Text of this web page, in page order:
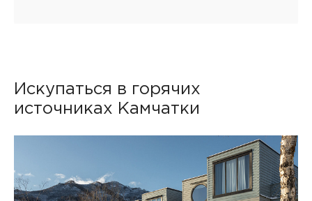
Искупаться в горячих
источниках Камчатки